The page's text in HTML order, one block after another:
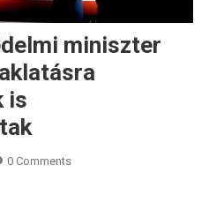
miniszter
is
0 Comments